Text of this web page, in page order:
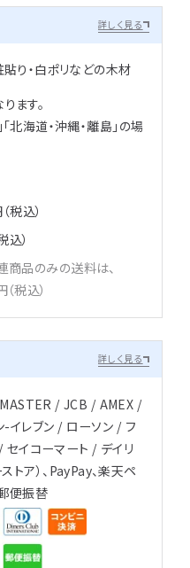
詳しく見る
貼り・白ポリなどの木材
ます。
北海道・沖縄・離島」の場
込）
）
商品のみの送料は、
税込）
詳しく見る
MASTER / JCB / AMEX /
-イレブン / ローソン / フ
セイコーマート / デイリ
トア）、PayPay、楽天ペ
便振替